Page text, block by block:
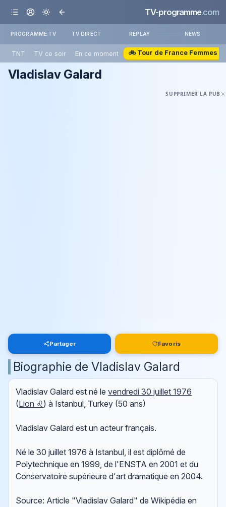
TV-programme.com
PROGRAMME TV TV DIRECT REPLAY NEWS
TNT TV ce soir En ce moment 🚲 Tour de France Femmes
Vladislav Galard
SUPPRIMER LA PUB
Partager Favoris
Biographie de Vladislav Galard
Vladislav Galard est né levendredi 30 juillet 1976
(Lion ♌) à Istanbul, Turkey (50 ans)
Vladislav Galard est un acteur français.
Né le 30 juillet 1976 à Istanbul, il est diplômé de
Polytechnique en 1999, de l'ENSTA en 2001 et du
Conservatoire supérieure d'art dramatique en 2004.
Source: Article "Vladislav Galard" de Wikipédia en